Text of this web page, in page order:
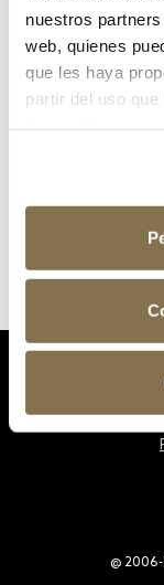
nuestros
web, quienes
que les haya
partir del uso
¿Has olvidado tu
@